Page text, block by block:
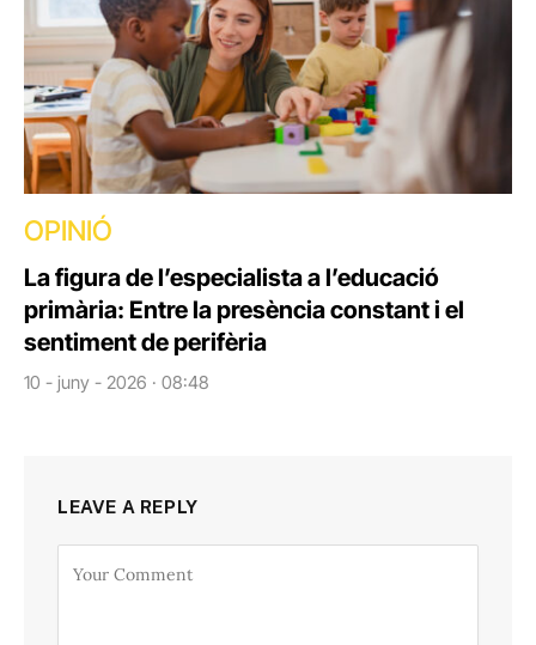
OPINIÓ
La figura de l’especialista a l’educació
primària: Entre la presència constant i el
sentiment de perifèria
10 - juny - 2026 · 08:48
LEAVE A REPLY